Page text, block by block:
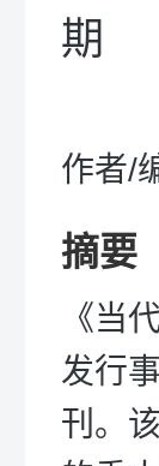
期
作者/
摘要
《当
发行
刊。